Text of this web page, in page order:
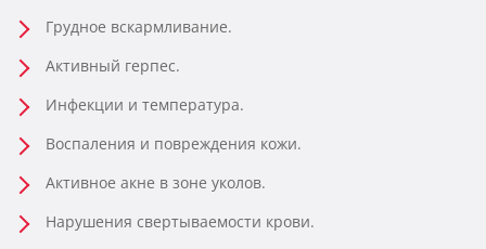
Грудное вскармливание.
Активный герпес.
Инфекции и температура.
Воспаления и повреждения кожи.
Активное акне в зоне уколов.
Нарушения свертываемости крови.